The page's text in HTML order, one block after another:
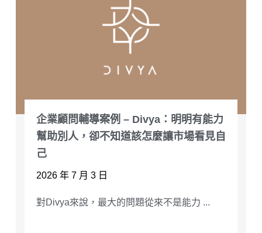
企業顧問輔導案例 – Divya：明明有能力
幫助別人，卻不知道該怎麼讓市場看見自
己
2026 年 7 月 3 日
對Divya來說，最大的問題從來不是能力 ...